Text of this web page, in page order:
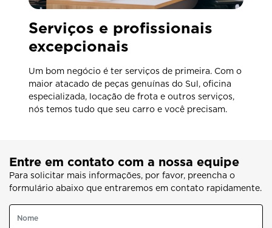
Serviços e profissionais
excepcionais
Um bom negócio é ter serviços de primeira. Com o
maior atacado de peças genuínas do Sul, oficina
especializada, locação de frota e outros serviços,
nós temos tudo que seu carro e você precisam.
Entre em contato com a nossa equipe
Para solicitar mais informações, por favor, preencha o
formulário abaixo que entraremos em contato rapidamente.